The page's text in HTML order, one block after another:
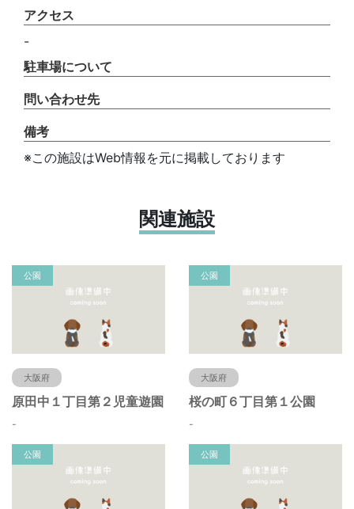
アクセス
-
駐車場について
問い合わせ先
備考
※この施設はWeb情報を元に掲載しております
関連施設
公園
大阪府
原田中１丁目第２児童遊園
-
公園
大阪府
桜の町６丁目第１公園
-
公園 公園